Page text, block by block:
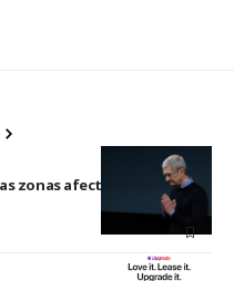
zonas afectadas por los